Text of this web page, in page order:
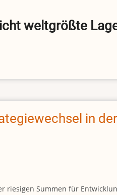
weltgrößte
in
riesigen Summen für